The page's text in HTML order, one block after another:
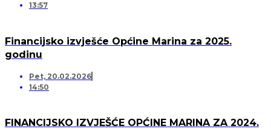
13:57
Financijsko izvješće Općine Marina za 2025.
godinu
Pet, 20.02.2026
14:50
FINANCIJSKO IZVJEŠĆE OPĆINE MARINA ZA 2024.